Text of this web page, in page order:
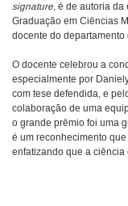
signature, é de autoria
Graduação em Ciências
docente do
O docente celebrou a
especialmente por
com tese defendida, e
colaboração de uma
o grande prêmio foi uma
é um reconhecimento
enfatizando que a